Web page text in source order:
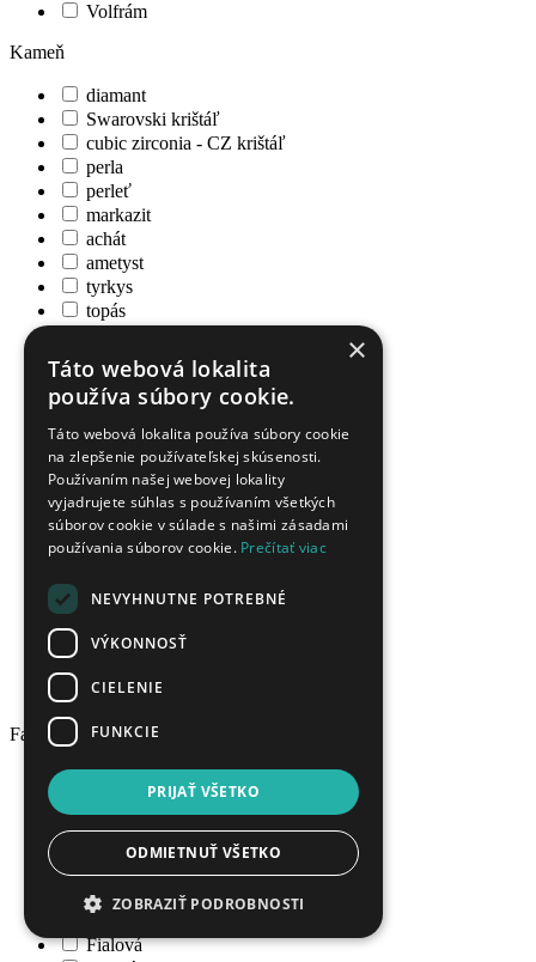
Volfrám
Kameň
diamant
Swarovski krištáľ
cubic zirconia - CZ krištáľ
perla
perleť
markazit
achát
ametyst
tyrkys
topás
zafír
mesačný kameň
sklo
citrín
kremeň
granát
hematit
iolit
tigrie oko
tanzanit
peidot
Farba
Žltá
Oranžová
Červená
Ružová
Fialová
×
Táto webová lokalita
používa súbory cookie.
Táto webová lokalita používa súbory cookie
na zlepšenie používateľskej skúsenosti.
Používaním našej webovej lokality
vyjadrujete súhlas s používaním všetkých
súborov cookie v súlade s našimi zásadami
používania súborov cookie. Prečítať viac
NEVYHNUTNE POTREBNÉ
VÝKONNOSŤ
CIELENIE
FUNKCIE
PRIJAŤ VŠETKO
ODMIETNUŤ VŠETKO
ZOBRAZIŤ PODROBNOSTI